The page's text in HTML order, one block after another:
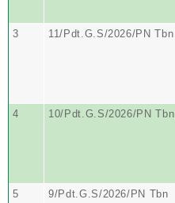
3 11/Pdt.G.S/2026/PN Tbn
4 10/Pdt.G.S/2026/PN Tbn
5 9/Pdt.G.S/2026/PN Tbn